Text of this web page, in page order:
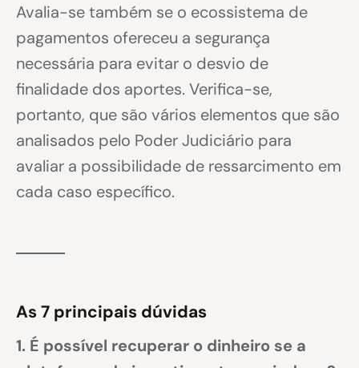
Avalia-se também se o ecossistema de
pagamentos ofereceu a segurança
necessária para evitar o desvio de
finalidade dos aportes. Verifica-se,
portanto, que são vários elementos que são
analisados pelo Poder Judiciário para
avaliar a possibilidade de ressarcimento em
cada caso específico.
As 7 principais dúvidas
1. É possível recuperar o dinheiro se a